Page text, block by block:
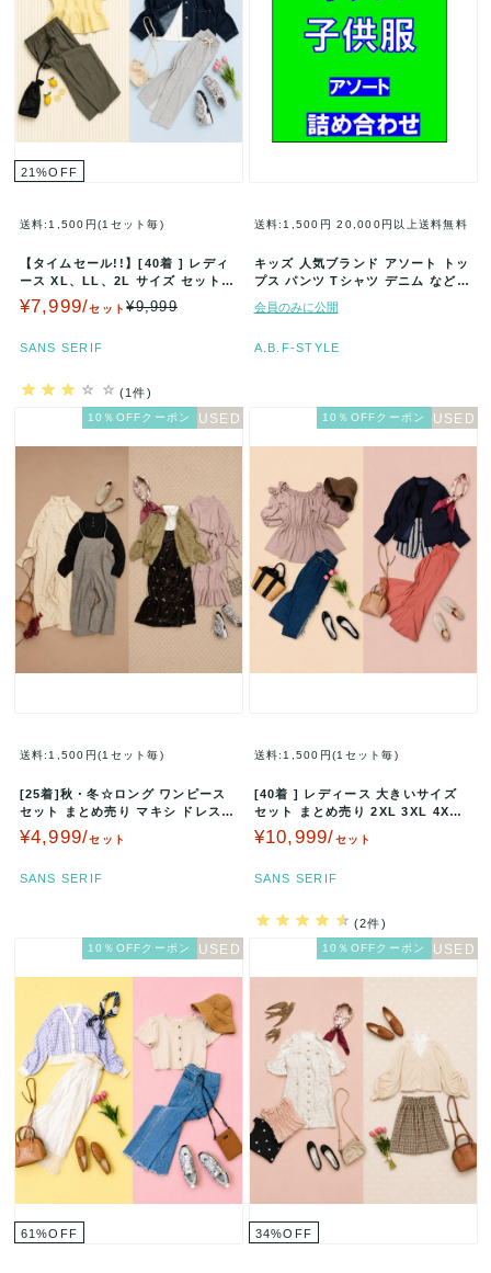
21%OFF
送料:1,500円(1セット毎)
【タイムセール!!】[40着 ] レディ
ース XL、LL、2L サイズ セット
まとめ売り 13…
¥7,999/セット¥9,999
SANS SERIF
(1件)
送料:1,500円 20,000円以上送料無料
キッズ 人気ブランド アソート トッ
プス パンツ Tシャツ デニム など
会員のみに公開
A.B.F-STYLE
10％OFFクーポン
送料:1,500円(1セット毎)
[25着]秋・冬☆ロング ワンピース
セット まとめ売り マキシ ドレス
サロペット いろいろ 古…
¥4,999/セット
SANS SERIF
10％OFFクーポン
送料:1,500円(1セット毎)
[40着 ] レディース 大きいサイズ
セット まとめ売り 2XL 3XL 4XL 3
L 4L 5…
¥10,999/セット
SANS SERIF
(2件)
10％OFFクーポン
61%OFF
10％OFFクーポン
34%OFF